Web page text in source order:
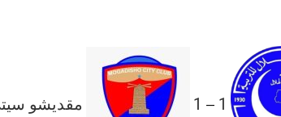
1
—
1 مقديشو